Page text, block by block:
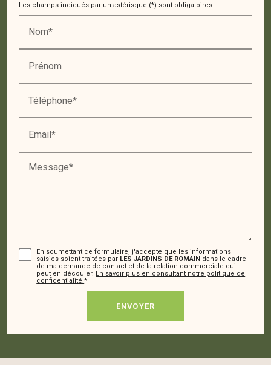
Les champs indiqués par un astérisque (*) sont obligatoires
Nom*
Prénom
Téléphone*
Email*
Message*
En soumettant ce formulaire, j'accepte que les informations
saisies soient traitées par LES JARDINS DE ROMAIN dans le cadre
de ma demande de contact et de la relation commerciale qui
peut en découler. En savoir plus en consultant notre politique de
confidentialité.*